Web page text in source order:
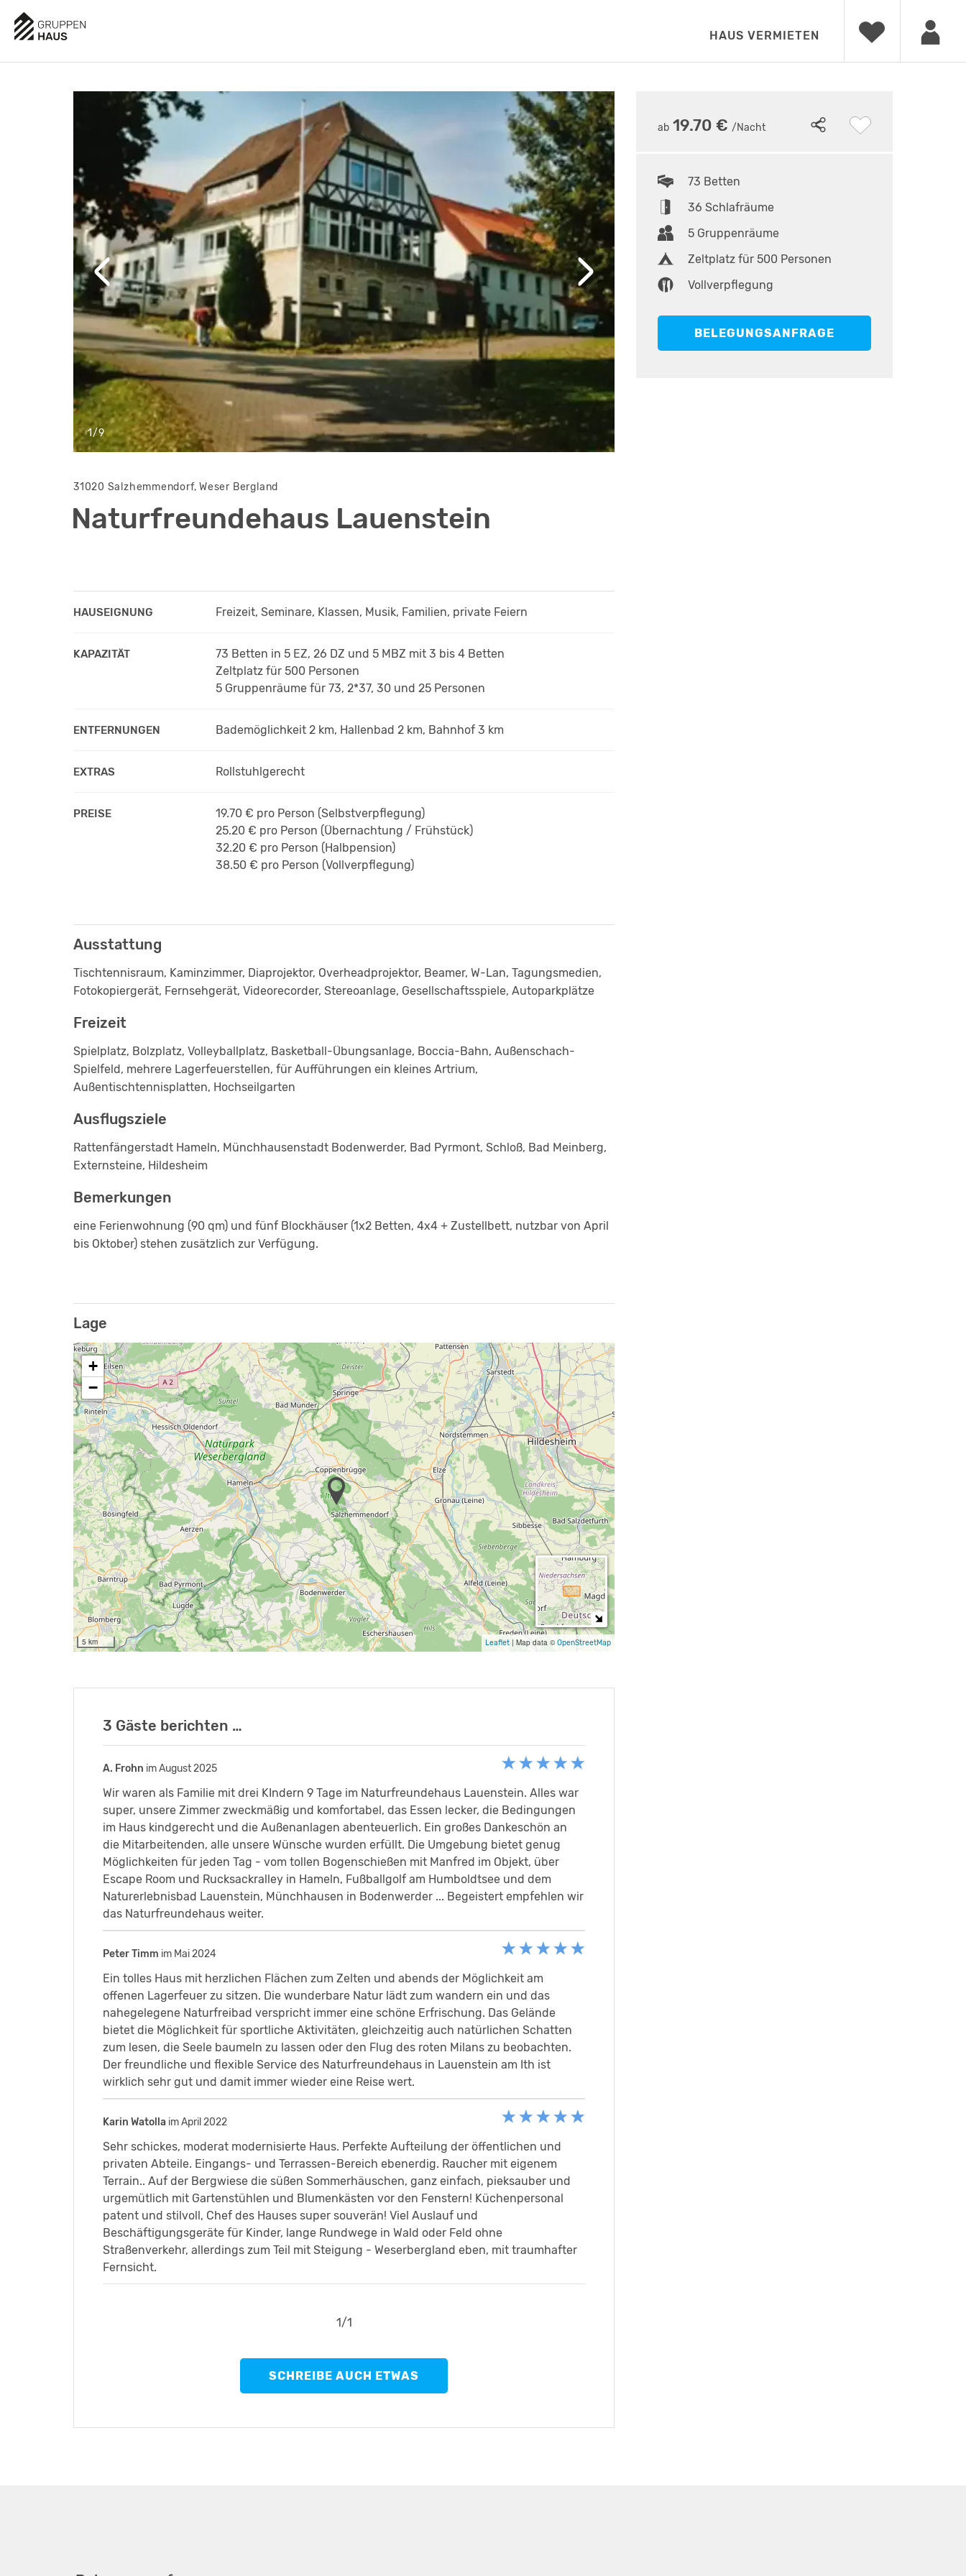
HAUS VERMIETEN
AUSSTATTUNG
1/9
31020 Salzhemmendorf, Weser Bergland
Naturfreundehaus Lauenstein
HAUSEIGNUNG Freizeit, Seminare, Klassen, Musik, Familien, private Feiern
KAPAZITÄT 73 Betten in 5 EZ, 26 DZ und 5 MBZ mit 3 bis 4 Betten
Zeltplatz für 500 Personen
5 Gruppenräume für 73, 2*37, 30 und 25 Personen
ENTFERNUNGEN Bademöglichkeit 2 km, Hallenbad 2 km, Bahnhof 3 km
EXTRAS Rollstuhlgerecht
PREISE 19.70 € pro Person (Selbstverpflegung)
25.20 € pro Person (Übernachtung / Frühstück)
32.20 € pro Person (Halbpension)
38.50 € pro Person (Vollverpflegung)
Ausstattung
Tischtennisraum, Kaminzimmer, Diaprojektor, Overheadprojektor, Beamer, W-Lan, Tagungsmedien,
Fotokopiergerät, Fernsehgerät, Videorecorder, Stereoanlage, Gesellschaftsspiele, Autoparkplätze
Freizeit
Spielplatz, Bolzplatz, Volleyballplatz, Basketball-Übungsanlage, Boccia-Bahn, Außenschach-
Spielfeld, mehrere Lagerfeuerstellen, für Aufführungen ein kleines Artrium,
Außentischtennisplatten, Hochseilgarten
Ausflugsziele
Rattenfängerstadt Hameln, Münchhausenstadt Bodenwerder, Bad Pyrmont, Schloß, Bad Meinberg,
Externsteine, Hildesheim
Bemerkungen
eine Ferienwohnung (90 qm) und fünf Blockhäuser (1x2 Betten, 4x4 + Zustellbett, nutzbar von April
bis Oktober) stehen zusätzlich zur Verfügung.
Lage
+
−
5 km Leaflet | Map data ©OpenStreetMap
3 Gäste berichten …
A. Frohn im August 2025
Wir waren als Familie mit drei KIndern 9 Tage im Naturfreundehaus Lauenstein. Alles war
super, unsere Zimmer zweckmäßig und komfortabel, das Essen lecker, die Bedingungen
im Haus kindgerecht und die Außenanlagen abenteuerlich. Ein großes Dankeschön an
die Mitarbeitenden, alle unsere Wünsche wurden erfüllt. Die Umgebung bietet genug
Möglichkeiten für jeden Tag - vom tollen Bogenschießen mit Manfred im Objekt, über
Escape Room und Rucksackralley in Hameln, Fußballgolf am Humboldtsee und dem
Naturerlebnisbad Lauenstein, Münchhausen in Bodenwerder ... Begeistert empfehlen wir
das Naturfreundehaus weiter.
Peter Timm im Mai 2024
Ein tolles Haus mit herzlichen Flächen zum Zelten und abends der Möglichkeit am
offenen Lagerfeuer zu sitzen. Die wunderbare Natur lädt zum wandern ein und das
nahegelegene Naturfreibad verspricht immer eine schöne Erfrischung. Das Gelände
bietet die Möglichkeit für sportliche Aktivitäten, gleichzeitig auch natürlichen Schatten
zum lesen, die Seele baumeln zu lassen oder den Flug des roten Milans zu beobachten.
Der freundliche und flexible Service des Naturfreundehaus in Lauenstein am Ith ist
wirklich sehr gut und damit immer wieder eine Reise wert.
Karin Watolla im April 2022
Sehr schickes, moderat modernisierte Haus. Perfekte Aufteilung der öffentlichen und
privaten Abteile. Eingangs- und Terrassen-Bereich ebenerdig. Raucher mit eigenem
Terrain.. Auf der Bergwiese die süßen Sommerhäuschen, ganz einfach, pieksauber und
urgemütlich mit Gartenstühlen und Blumenkästen vor den Fenstern! Küchenpersonal
patent und stilvoll, Chef des Hauses super souverän! Viel Auslauf und
Beschäftigungsgeräte für Kinder, lange Rundwege in Wald oder Feld ohne
Straßenverkehr, allerdings zum Teil mit Steigung - Weserbergland eben, mit traumhafter
Fernsicht.
1/1
SCHREIBE AUCH ETWAS
ab 19.70 €/Nacht
73 Betten
36 Schlafräume
5 Gruppenräume
Zeltplatz für 500 Personen
Vollverpflegung
BELEGUNGSANFRAGE